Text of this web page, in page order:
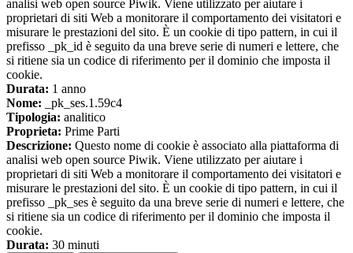
analisi web open source Piwik. Viene utilizzato per aiutare i
proprietari di siti Web a monitorare il comportamento dei visitatori e
misurare le prestazioni del sito. È un cookie di tipo pattern, in cui il
prefisso _pk_id è seguito da una breve serie di numeri e lettere, che
si ritiene sia un codice di riferimento per il dominio che imposta il
cookie.
Durata: 1 anno
Nome: _pk_ses.1.59c4
Tipologia: analitico
Proprieta: Prime Parti
Descrizione: Questo nome di cookie è associato alla piattaforma di
analisi web open source Piwik. Viene utilizzato per aiutare i
proprietari di siti Web a monitorare il comportamento dei visitatori e
misurare le prestazioni del sito. È un cookie di tipo pattern, in cui il
prefisso _pk_ses è seguito da una breve serie di numeri e lettere, che
si ritiene sia un codice di riferimento per il dominio che imposta il
cookie.
Durata: 30 minuti